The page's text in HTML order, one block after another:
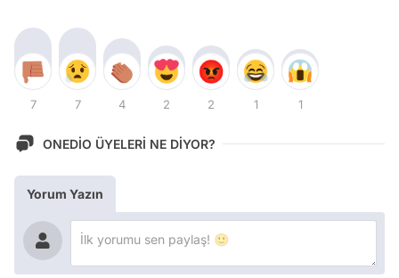
7 7 4 2 2 1 1
ONEDİO ÜYELERİ NE DİYOR?
Yorum Yazın